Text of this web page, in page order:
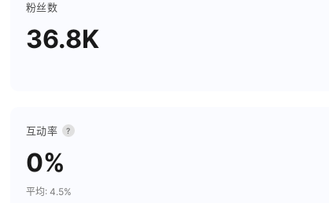
粉丝数
36.8K
互动率 ?
0%
平均: 4.5%